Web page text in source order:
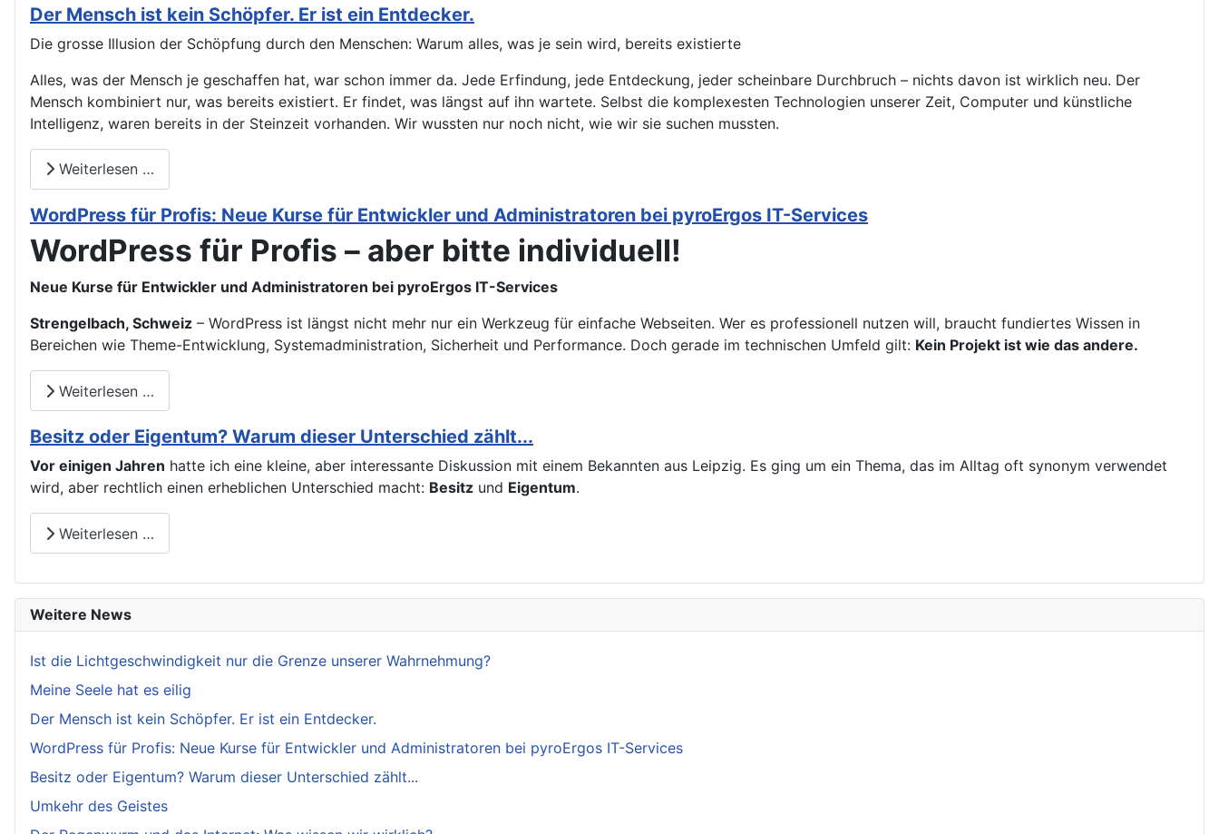
Der Mensch ist kein Schöpfer. Er ist ein Entdecker.
Die grosse Illusion der Schöpfung durch den Menschen: Warum alles, was je sein wird, bereits existierte
Alles, was der Mensch je geschaffen hat, war schon immer da. Jede Erfindung, jede Entdeckung, jeder scheinbare Durchbruch – nichts davon ist wirklich neu. Der
Mensch kombiniert nur, was bereits existiert. Er findet, was längst auf ihn wartete. Selbst die komplexesten Technologien unserer Zeit, Computer und künstliche
Intelligenz, waren bereits in der Steinzeit vorhanden. Wir wussten nur noch nicht, wie wir sie suchen mussten.
Weiterlesen …
WordPress für Profis: Neue Kurse für Entwickler und Administratoren bei pyroErgos IT-Services
WordPress für Profis – aber bitte individuell!
Neue Kurse für Entwickler und Administratoren bei pyroErgos IT-Services
Strengelbach, Schweiz – WordPress ist längst nicht mehr nur ein Werkzeug für einfache Webseiten. Wer es professionell nutzen will, braucht fundiertes Wissen in
Bereichen wie Theme-Entwicklung, Systemadministration, Sicherheit und Performance. Doch gerade im technischen Umfeld gilt: Kein Projekt ist wie das andere.
Weiterlesen …
Besitz oder Eigentum? Warum dieser Unterschied zählt...
Vor einigen Jahren hatte ich eine kleine, aber interessante Diskussion mit einem Bekannten aus Leipzig. Es ging um ein Thema, das im Alltag oft synonym verwendet
wird, aber rechtlich einen erheblichen Unterschied macht: Besitz und Eigentum.
Weiterlesen …
Weitere News
Ist die Lichtgeschwindigkeit nur die Grenze unserer Wahrnehmung?
Meine Seele hat es eilig
Der Mensch ist kein Schöpfer. Er ist ein Entdecker.
WordPress für Profis: Neue Kurse für Entwickler und Administratoren bei pyroErgos IT-Services
Besitz oder Eigentum? Warum dieser Unterschied zählt...
Umkehr des Geistes